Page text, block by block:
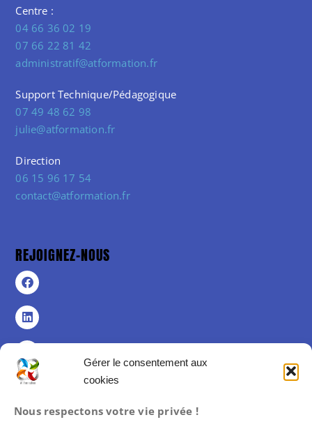
Gérer le consentement aux
cookies
Nous respectons votre vie privée !
Centre :
04 66 36 02 19
07 66 22 81 42
administratif@atformation.fr
Support Technique/Pédagogique
07 49 48 62 98
julie@atformation.fr
Direction
06 15 96 17 54
contact@atformation.fr
REJOIGNEZ-NOUS
Politique de cookies (UE)